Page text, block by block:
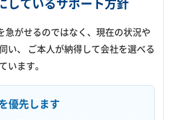
急がせるのではなく、現在の状況や
い、 ご本人が納得して会社を選べる
います。
優先します